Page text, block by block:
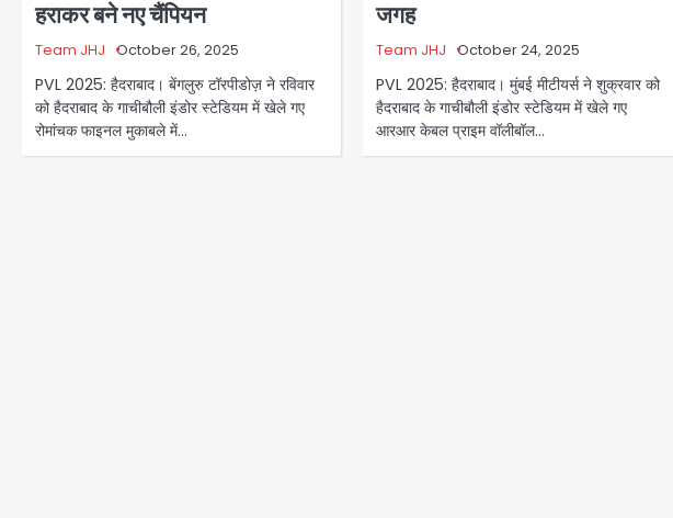
हराकर बने नए चैंपियन
Team JHJ October 26, 2025
PVL 2025: हैदराबाद। बेंगलुरु टॉरपीडोज़ ने रविवार
को हैदराबाद के गाचीबौली इंडोर स्टेडियम में खेले गए
रोमांचक फाइनल मुकाबले में…
जगह
Team JHJ October 24, 2025
PVL 2025: हैदराबाद। मुंबई मीटीयर्स ने शुक्रवार को
हैदराबाद के गाचीबौली इंडोर स्टेडियम में खेले गए
आरआर केबल प्राइम वॉलीबॉल…